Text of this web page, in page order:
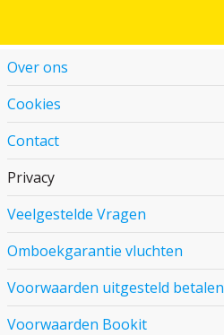
Over ons
Cookies
Contact
Privacy
Veelgestelde Vragen
Omboekgarantie vluchten
Voorwaarden uitgesteld betalen
Voorwaarden Bookit